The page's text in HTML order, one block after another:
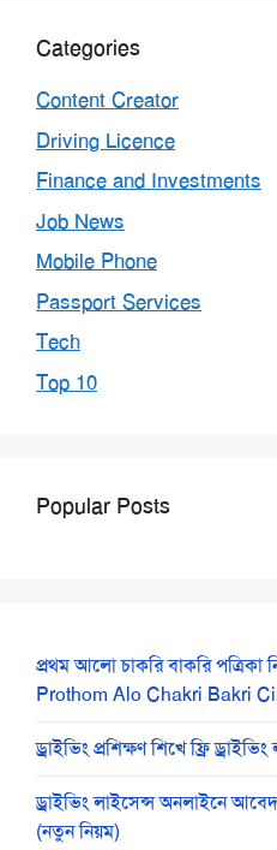
Categories
Content Creator
Driving Licence
Finance and Investments
Job News
Mobile Phone
Passport Services
Tech
Top 10
Popular Posts
প্রথম আলো চাকরি বাকরি পত্রিকা
Prothom Alo Chakri Bakri
ড্রাইভিং প্রশিক্ষণ শিখে ফ্রি
ড্রাইভিং লাইসেন্স অনলাইনে
(নতুন নিয়ম)